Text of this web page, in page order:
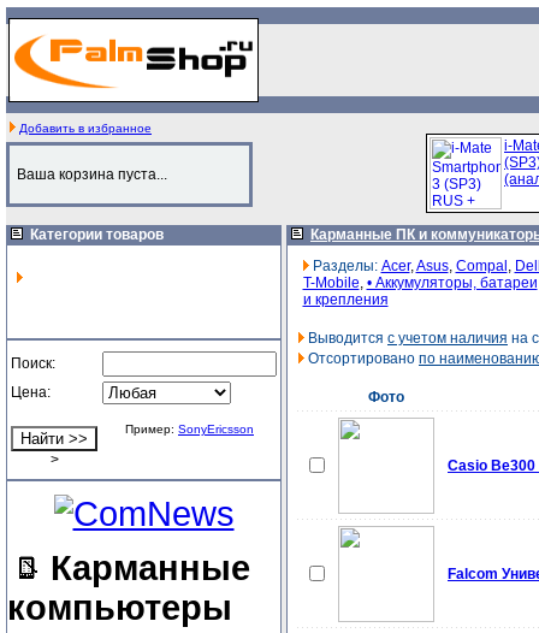
Добавить в избранное
Ваша корзина пуста...
Категории товаров
Поиск:
Цена:
>
Пример: SonyEricsson
Карманные
компьютеры
i-
Карманные ПК и
Разделы: Acer,Asus, Compal ,
T-Mobile, • Аккумуляторы, батареи
и крепления
Выводится с учетом наличия на
Отсортировано по
Фото
Casio
Falcom